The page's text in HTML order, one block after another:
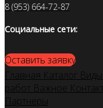
8 (953) 664-72-87
Социальные сети:
Оставить заявку
Главная Каталог Виды
работ Важное
Партнеры